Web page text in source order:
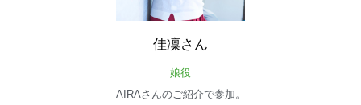
佳凜さん
娘役
AIRAさんのご紹介で参加。